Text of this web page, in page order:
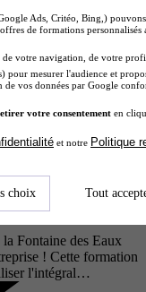
Fontaine des Eaux
! Cette formation
l'intégral…
Ads, Critéo, Bing,)
de formations
votre navigation, de votre
mesurer l'audience et
de vos données par Google
votre consentement en
et notre Politique
choix Tout